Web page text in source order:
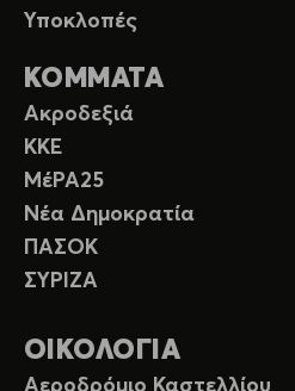
Υποκλοπές
ΚΟΜΜΑΤΑ
Ακροδεξιά
ΚΚΕ
ΜέΡΑ25
Νέα Δημοκρατία
ΠΑΣΟΚ
ΣΥΡΙΖΑ
ΟΙΚΟΛΟΓΙΑ
Αεροδρόμιο Καστελλίου